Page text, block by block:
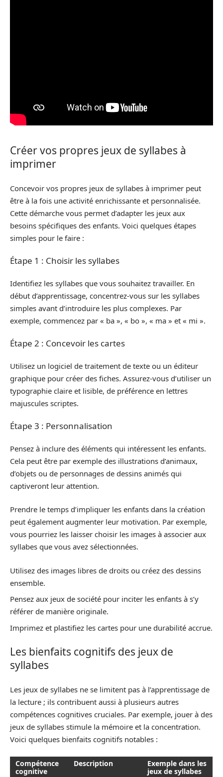
Créer vos propres jeux de syllabes à
imprimer
Concevoir vos propres jeux de syllabes à imprimer peut
être à la fois une activité enrichissante et personnalisée.
Cette démarche vous permet d’adapter les jeux aux
besoins spécifiques des enfants. Voici quelques étapes
simples pour le faire :
Étape 1 : Choisir les syllabes
Identifiez les syllabes que vous souhaitez travailler. En
début d’apprentissage, concentrez-vous sur les syllabes
simples avant d’introduire les plus complexes. Par
exemple, commencez par « ba », « bo », « ma » et « mi ».
Étape 2 : Concevoir les cartes
Utilisez un logiciel de traitement de texte ou un éditeur
graphique pour créer des fiches. Assurez-vous d’utiliser un
typographie claire et lisible, de préférence en lettres
majuscules scriptes.
Étape 3 : Personnalisation
Pensez à inclure des éléments qui intéressent les enfants.
Cela peut être par exemple des illustrations d’animaux,
d’objets ou de personnages de dessins animés qui
captiveront leur attention.
Prendre le temps d’impliquer les enfants dans la création
peut également augmenter leur motivation. Par exemple,
vous pourriez les laisser choisir les images à associer aux
syllabes que vous avez sélectionnées.
Utilisez des images libres de droits ou créez des dessins
ensemble.
Pensez aux jeux de société pour inciter les enfants à s’y
référer de manière originale.
Imprimez et plastifiez les cartes pour une durabilité accrue.
Les bienfaits cognitifs des jeux de
syllabes
Les jeux de syllabes ne se limitent pas à l’apprentissage de
la lecture ; ils contribuent aussi à plusieurs autres
compétences cognitives cruciales. Par exemple, jouer à des
jeux de syllabes stimule la mémoire et la concentration.
Voici quelques bienfaits cognitifs notables :
Compétence
cognitive
Description
Exemple dans les
jeux de syllabes